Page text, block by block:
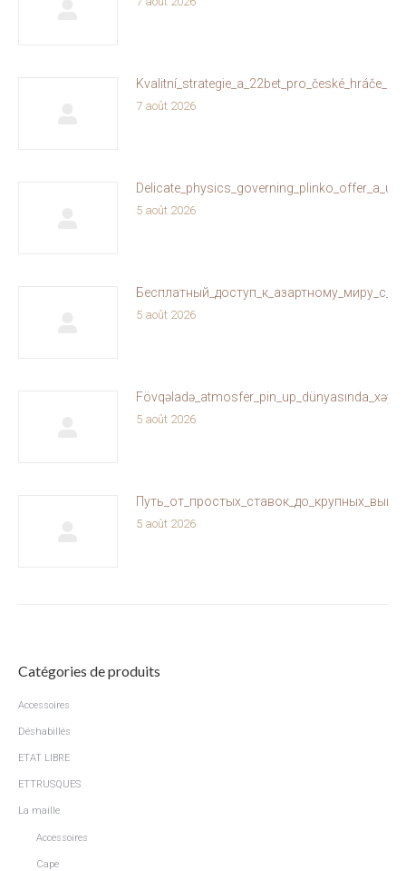
7 août 2026
5 août 2026
5 août 2026
5 août 2026
5 août 2026
Catégories de produits
Accessoires
Déshabillés
ETAT LIBRE
ETTRUSQUES
La maille
Accessoires
Cape